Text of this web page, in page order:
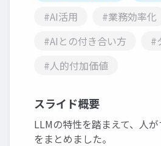
#AI活用
#業務効率化
#AIとの付き合い方
#
#人的付加価値
スライド概要
LLMの特性を踏まえて、人
をまとめました。